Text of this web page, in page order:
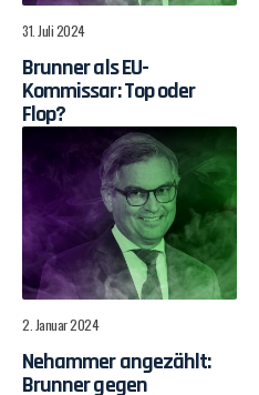
31. Juli 2024
Brunner als EU-
Kommissar: Top oder
Flop?
2. Januar 2024
Nehammer angezählt:
Brunner gegen